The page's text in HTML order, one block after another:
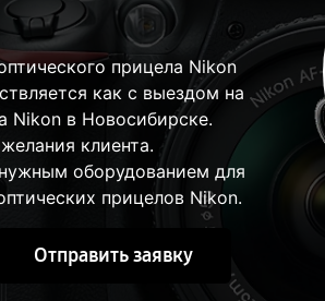
прицела Nikon
как с выездом на
Nikon в Новосибирске.
клиента.
оборудованием для
прицелов Nikon.
Отправить заявку